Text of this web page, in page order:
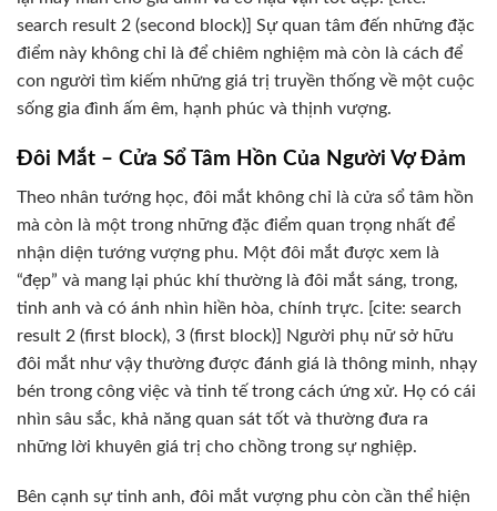
search result 2 (second block)] Sự quan tâm đến những đặc
điểm này không chỉ là để chiêm nghiệm mà còn là cách để
con người tìm kiếm những giá trị truyền thống về một cuộc
sống gia đình ấm êm, hạnh phúc và thịnh vượng.
Đôi Mắt – Cửa Sổ Tâm Hồn Của Người Vợ Đảm
Theo nhân tướng học, đôi mắt không chỉ là cửa sổ tâm hồn
mà còn là một trong những đặc điểm quan trọng nhất để
nhận diện tướng vượng phu. Một đôi mắt được xem là
“đẹp” và mang lại phúc khí thường là đôi mắt sáng, trong,
tinh anh và có ánh nhìn hiền hòa, chính trực. [cite: search
result 2 (first block), 3 (first block)] Người phụ nữ sở hữu
đôi mắt như vậy thường được đánh giá là thông minh, nhạy
bén trong công việc và tinh tế trong cách ứng xử. Họ có cái
nhìn sâu sắc, khả năng quan sát tốt và thường đưa ra
những lời khuyên giá trị cho chồng trong sự nghiệp.
Bên cạnh sự tinh anh, đôi mắt vượng phu còn cần thể hiện